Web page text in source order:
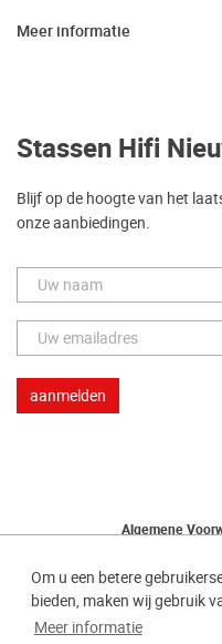
Om u een betere
bieden, maken wij gebruik
Meer informatie
Meer informatie
Stassen Hifi
Blijf op de hoogte van het
onze aanbiedingen.
Algemene